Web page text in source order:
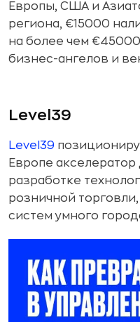
Европы, США и
региона, €15000
на более чем
бизнес-ангелов и
Level39
Level39
Европе
разработке
розничной
систем умного